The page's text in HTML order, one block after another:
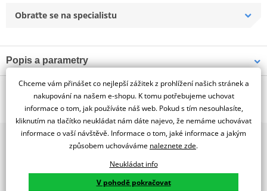
Obraťte se na specialistu
Popis a parametry
Jsme autorizovaný
dealer značky PUIG
OEM INDICATOR ADAPTORS KTM C/BLACK
Tabulka velikostí
Co když mi to nebude
PUIG byl založen v roce 1964 ve Španělsku. Vyrábí se ve městě
Granollers poblíž Barcelony na ploše 8 000 m² v objektu, který se
let se účastní nejslavnějších závodů motocyklů po celém světě. V
naší nabídce naleznete doplňky a příslušenství například: plexi,
2x multibrand showroom
9 značek motocyklů, servis, oblečení, doplňky i náhradní
díly, to vše v Praze a Liberci
Více než 30 let zkušeností
Chceme vám přinášet co nejlepší zážitek z prohlížení našich stránek a
nakupování na našem e-shopu. K tomu potřebujeme uchovat
informace o tom, jak používáte náš web. Pokud s tím nesouhlasíte,
kliknutím na tlačítko neukládat nám dáte najevo, že nemáme uchovávat
informace o vaší návštěvě. Informace o tom, jaké informace a jakým
způsobem uchováváme naleznete zde.
Neukládat info
V pohodě pokračovat